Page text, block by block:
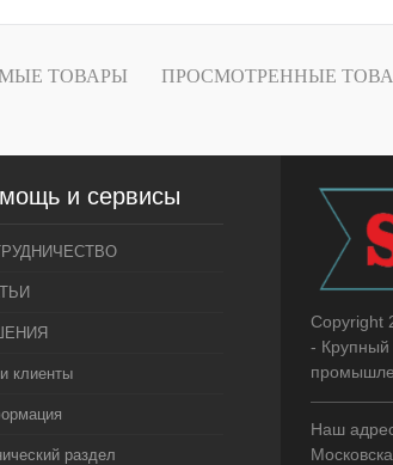
ТОВАРЫ ПРОСМОТРЕННЫЕ
и сервисы
клиенты
раздел
Copyright
- Крупный
Наш